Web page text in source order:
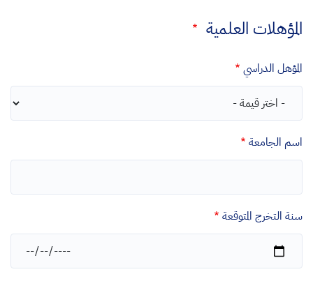
المؤهلات العلمية
المؤهل الدراسي
اسم الجامعة
سنة التخرج المتوقعة
التاريخ